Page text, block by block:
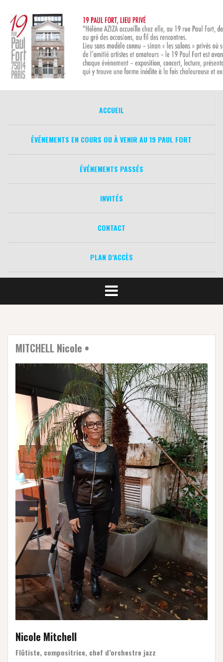
contenu
ACCUEIL
ÉVÉNEMENTS EN COURS OU À VENIR AU 19 PAUL FORT
ÉVÉNEMENTS PASSÉS
INVITÉS
CONTACT
PLAN D’ACCÈS
MITCHELL Nicole •
Nicole Mitchell
Flûtiste, compositrice, chef d’orchestre jazz